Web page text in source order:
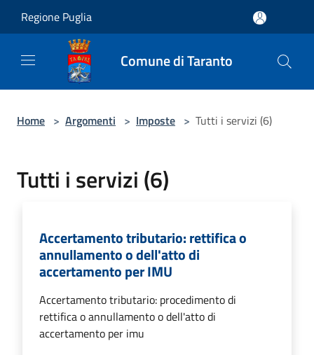
Regione Puglia
Comune di Taranto
Home > Argomenti > Imposte > Tutti i servizi (6)
Tutti i servizi (6)
Accertamento tributario: rettifica o
annullamento o dell'atto di
accertamento per IMU
Accertamento tributario: procedimento di
rettifica o annullamento o dell'atto di
accertamento per imu